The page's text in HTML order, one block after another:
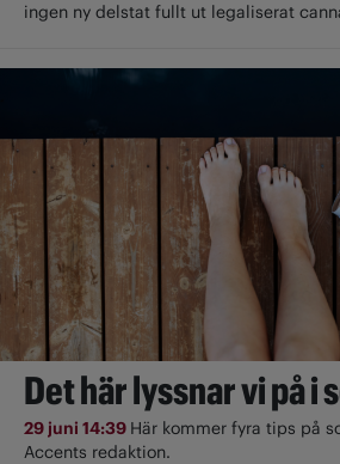
ingen ny delstat fullt ut ­legaliserat
Det här lyssnar vi på i
29 juni 14:39 Här kommer fyra tips på
Accents redaktion.